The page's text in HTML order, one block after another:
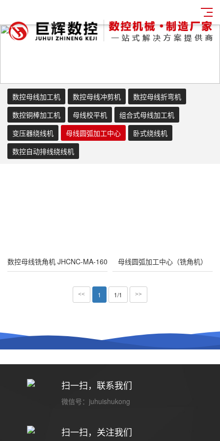
数控母线加工机 数控母线冲剪机
数控母线折弯机
数控铜棒加工机
母线校平机
组合式母线加工机
变压器绕线机
母线圆弧加工中心
卧式绕线机
数控自动排线绕线机
数控母线铣角机 JHCNC-MA-160 母线圆弧加工中心（铣角机）
<< 1 1/1 >>
扫一扫，联系我们
微信号：juhuishukong
扫一扫，关注我们